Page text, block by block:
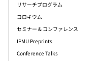
リサーチプログラム
コロキウム
セミナー & コンファレンス
IPMU Preprints
Conference Talks